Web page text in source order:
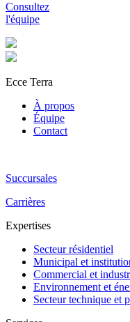
Consultez
l'équipe
Ecce Terra
À propos
Équipe
Contact
Succursales
Carrières
Expertises
Secteur résidentiel
Municipal et
Commercial et
Environnement et
Secteur technique et